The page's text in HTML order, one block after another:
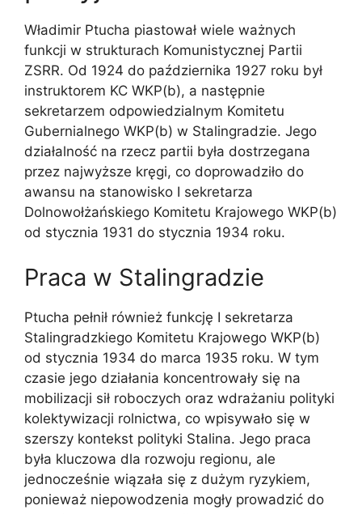
Władimir Ptucha piastował wiele ważnych
funkcji w strukturach Komunistycznej Partii
ZSRR. Od 1924 do października 1927 roku był
instruktorem KC WKP(b), a następnie
sekretarzem odpowiedzialnym Komitetu
Gubernialnego WKP(b) w Stalingradzie. Jego
działalność na rzecz partii była dostrzegana
przez najwyższe kręgi, co doprowadziło do
awansu na stanowisko I sekretarza
Dolnowołżańskiego Komitetu Krajowego WKP(b)
od stycznia 1931 do stycznia 1934 roku.
Praca w Stalingradzie
Ptucha pełnił również funkcję I sekretarza
Stalingradzkiego Komitetu Krajowego WKP(b)
od stycznia 1934 do marca 1935 roku. W tym
czasie jego działania koncentrowały się na
mobilizacji sił roboczych oraz wdrażaniu polityki
kolektywizacji rolnictwa, co wpisywało się w
szerszy kontekst polityki Stalina. Jego praca
była kluczowa dla rozwoju regionu, ale
jednocześnie wiązała się z dużym ryzykiem,
ponieważ niepowodzenia mogły prowadzić do